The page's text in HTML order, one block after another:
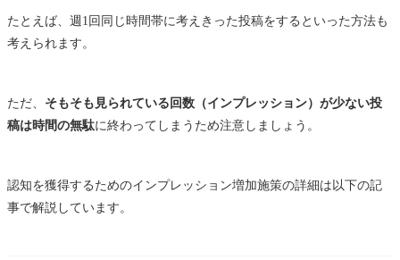
たとえば、週1回同じ時間帯に考えきった投稿をするといった方法も
考えられます。
ただ、 そもそも見られている回数（インプレッション）が少ない投
稿は時間の無駄に終わってしまうため注意しましょう。
認知を獲得するためのインプレッション増加施策の詳細は以下の記
事で解説しています。